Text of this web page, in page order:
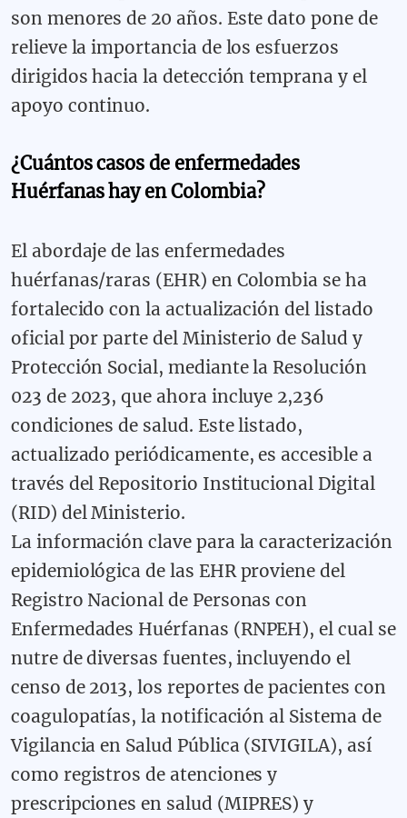
son menores de 20 años. Este dato pone de
relieve la importancia de los esfuerzos
dirigidos hacia la detección temprana y el
apoyo continuo.
¿Cuántos casos de enfermedades
Huérfanas hay en Colombia?
El abordaje de las enfermedades
huérfanas/raras (EHR) en Colombia se ha
fortalecido con la actualización del listado
oficial por parte del Ministerio de Salud y
Protección Social, mediante la Resolución
023 de 2023, que ahora incluye 2,236
condiciones de salud. Este listado,
actualizado periódicamente, es accesible a
través del Repositorio Institucional Digital
(RID) del Ministerio.
La información clave para la caracterización
epidemiológica de las EHR proviene del
Registro Nacional de Personas con
Enfermedades Huérfanas (RNPEH), el cual se
nutre de diversas fuentes, incluyendo el
censo de 2013, los reportes de pacientes con
coagulopatías, la notificación al Sistema de
Vigilancia en Salud Pública (SIVIGILA), así
como registros de atenciones y
prescripciones en salud (MIPRES) y